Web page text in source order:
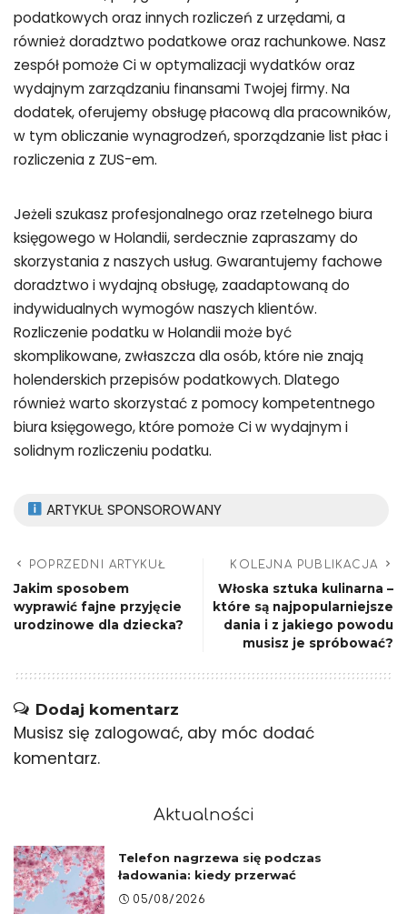
podatkowych oraz innych rozliczeń z urzędami, a
również doradztwo podatkowe oraz rachunkowe. Nasz
zespół pomoże Ci w optymalizacji wydatków oraz
wydajnym zarządzaniu finansami Twojej firmy. Na
dodatek, oferujemy obsługę płacową dla pracowników,
w tym obliczanie wynagrodzeń, sporządzanie list płac i
rozliczenia z ZUS-em.
Jeżeli szukasz profesjonalnego oraz rzetelnego biura
księgowego w Holandii, serdecznie zapraszamy do
skorzystania z naszych usług. Gwarantujemy fachowe
doradztwo i wydajną obsługę, zaadaptowaną do
indywidualnych wymogów naszych klientów.
Rozliczenie podatku w Holandii może być
skomplikowane, zwłaszcza dla osób, które nie znają
holenderskich przepisów podatkowych. Dlatego
również warto skorzystać z pomocy kompetentnego
biura księgowego, które pomoże Ci w wydajnym i
solidnym rozliczeniu podatku.
ARTYKUŁ SPONSOROWANY
POPRZEDNI ARTYKUŁ
Jakim sposobem
wyprawić fajne przyjęcie
urodzinowe dla dziecka?
KOLEJNA PUBLIKACJA
Włoska sztuka kulinarna –
które są najpopularniejsze
dania i z jakiego powodu
musisz je spróbować?
Dodaj komentarz
Musisz się zalogować, aby móc dodać
komentarz.
Aktualności
Telefon nagrzewa się podczas
ładowania: kiedy przerwać
05/08/2026